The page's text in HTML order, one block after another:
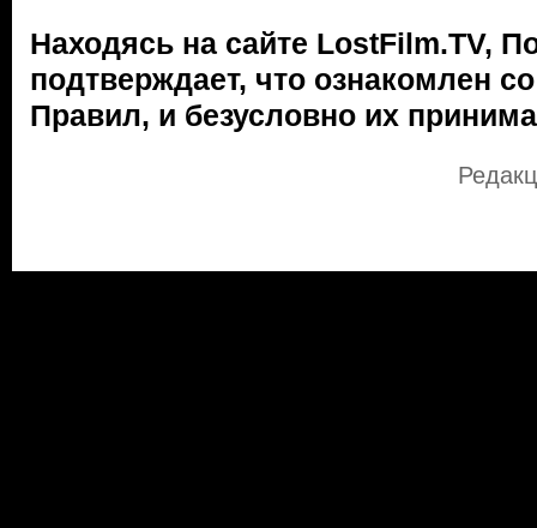
Находясь на сайте LostFilm.TV,
подтверждает, что ознакомлен
Правил, и безусловно их